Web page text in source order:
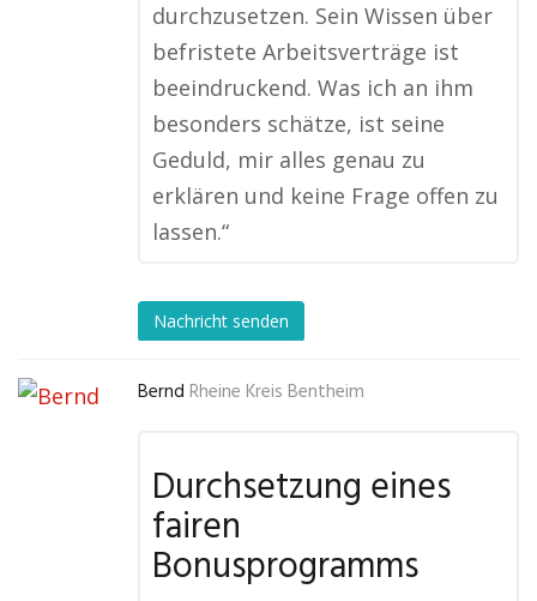
durchzusetzen. Sein Wissen über
befristete Arbeitsverträge ist
beeindruckend. Was ich an ihm
besonders schätze, ist seine
Geduld, mir alles genau zu
erklären und keine Frage offen zu
lassen.“
Nachricht senden
Bernd Rheine Kreis Bentheim
Durchsetzung eines
fairen
Bonusprogramms